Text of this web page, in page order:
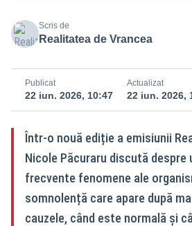
Scris de
Realitatea de Vrancea
Publicat
22 iun. 2026, 10:47
Actualizat
22 iun. 2026,
Într-o nouă ediție a emisiunii
Nicole Păcuraru discută despre
frecvente fenomene ale
somnolență care apare după
cauzele, când este normală și